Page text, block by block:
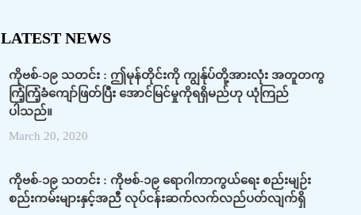
LATEST NEWS
ကိုဗစ်-၁၉ သတင်း : ဤမုန်တိုင်းကို ကျွန်ုပ်တို့အားလုံး အတူတကွ
ကြံ့ကြံ့ခံကျော်ဖြတ်ပြီး အောင်မြင်မှုကိုရရှိမည်ဟု ယုံကြည်
ပါသည်။
March 20, 2020
ကိုဗစ်-၁၉ သတင်း : ကိုဗစ်-၁၉ ရောဂါကာကွယ်ရေး စည်းမျဉ်း
စည်းကမ်းများနှင့်အညီ လုပ်ငန်းဆက်လက်လည်ပတ်လျက်ရှိ